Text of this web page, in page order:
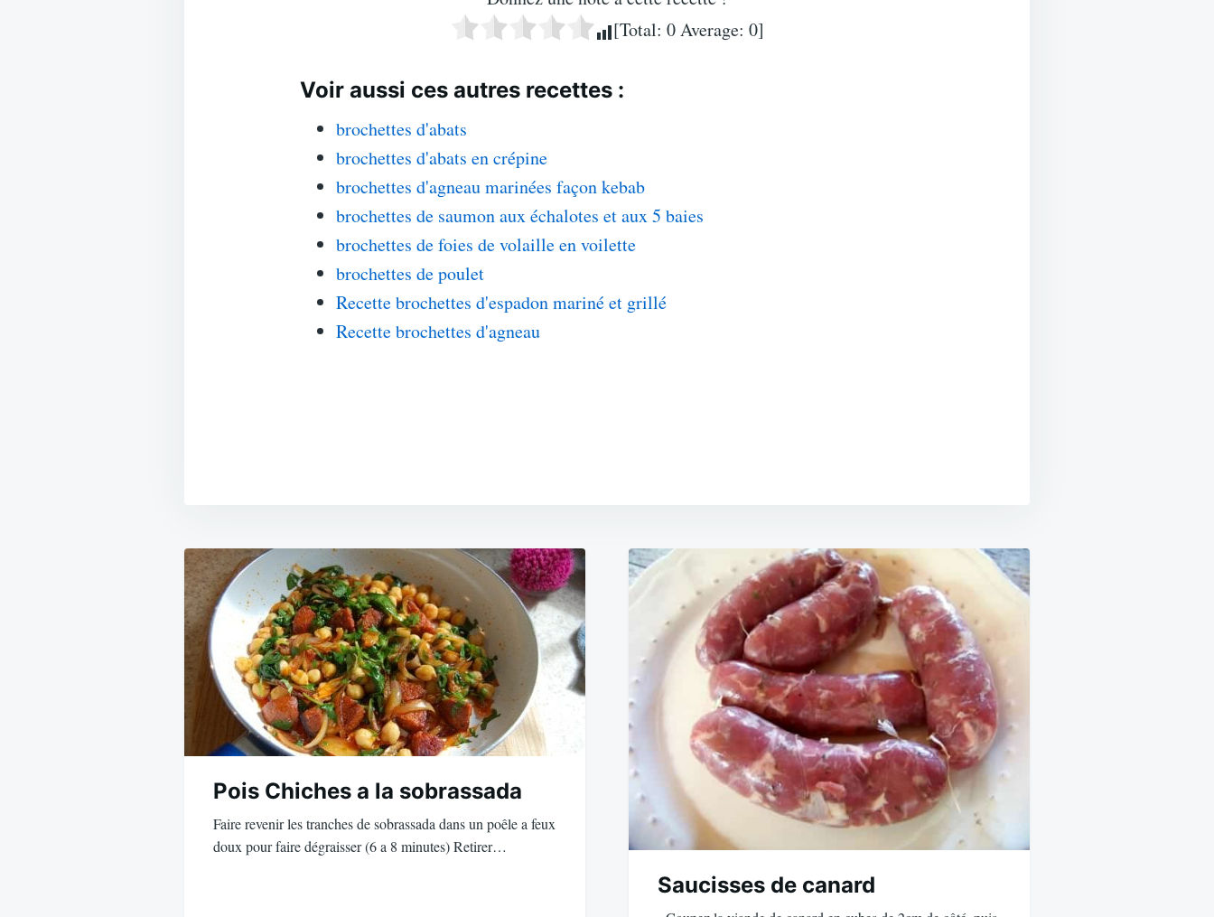
[Total: 0Average: 0]
Voir aussi ces autres recettes :
brochettes d'abats
brochettes d'abats en crépine
brochettes d'agneau marinées façon kebab
brochettes de saumon aux échalotes et aux 5 baies
brochettes de foies de volaille en voilette
brochettes de poulet
Recette brochettes d'espadon mariné et grillé
Recette brochettes d'agneau
Navigation
de
l’article
Pois Chiches a la sobrassada
Faire revenir les tranches de sobrassada dans un poêle a feux
doux pour faire dégraisser (6 a 8 minutes) Retirer…
Saucisses de canard